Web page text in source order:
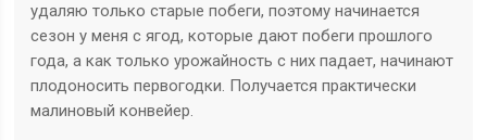
удаляю только старые побеги, поэтому начинается
сезон у меня с ягод, которые дают побеги прошлого
года, а как только урожайность с них падает, начинают
плодоносить первогодки. Получается практически
малиновый конвейер.